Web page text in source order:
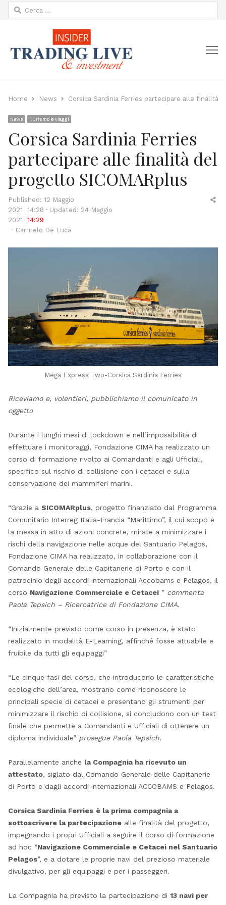
Ricerca
per:
Home News Corsica Sardinia Ferries partecipare alle finalità
News Turismo e viaggi
Corsica Sardinia Ferries
partecipare alle finalità del
progetto SICOMARplus
Published: 12 Maggio
2021
14:28
Updated: 24 Maggio
2021
14:29
Author
Carmelo De Luca
Mega Express Two-Corsica Sardinia Ferries
Riceviamo e, volentieri, pubblichiamo il comunicato in
oggetto
Durante i lunghi mesi di lockdown e nell’impossibilità di
effettuare i monitoraggi, Fondazione CIMA ha realizzato un
corso di formazione rivolto ai Comandanti e agli Ufficiali,
specifico sul rischio di collisione con i cetacei e sulla
conservazione dei mammiferi marini.
“Grazie a SICOMARplus, progetto finanziato dal Programma
Comunitario Interreg Italia-Francia “Marittimo”, il cui scopo è
la messa in atto di azioni concrete, mirate a minimizzare i
rischi della navigazione nelle acque del Santuario Pelagos,
Fondazione CIMA ha realizzato, in collaborazione con il
Comando Generale delle Capitanerie di Porto e con il
patrocinio degli accordi internazionali Accobams e Pelagos, il
corso Navigazione Commerciale e Cetacei” commenta
Paola Tepsich – Ricercatrice di Fondazione CIMA.
“Inizialmente previsto come corso in presenza, è stato
realizzato in modalità E-Learning, affinché fosse attuabile e
fruibile da tutti gli equipaggi”
“Le cinque fasi del corso, che introducono le caratteristiche
ecologiche dell’area, mostrano come riconoscere le
principali specie di cetacei e presentano gli strumenti per
minimizzare il rischio di collisione, si concludono con un test
finale che permette a Comandanti e Ufficiali di ottenere un
diploma individuale” prosegue Paola Tepsich.
Parallelamente anche la Compagnia ha ricevuto un
attestato, siglato dal Comando Generale delle Capitanerie
di Porto e dagli accordi internazionali ACCOBAMS e Pelagos.
Corsica Sardinia Ferries è la prima compagnia a
sottoscrivere la partecipazionealle finalità del progetto,
impegnando i propri Ufficiali a seguire il corso di formazione
ad hoc “Navigazione Commerciale e Cetacei nel Santuario
Pelagos”, e a dotare le proprie navi del prezioso materiale
divulgativo, per gli equipaggi e per i passeggeri.
La Compagnia ha previsto la partecipazione di 13 navi per